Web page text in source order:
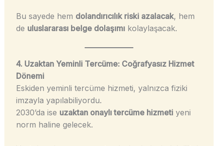
Bu sayede hem dolandırıcılık riski azalacak, hem
de uluslararası belge dolaşımıkolaylaşacak.
4. Uzaktan Yeminli Tercüme: Coğrafyasız Hizmet
Dönemi
Eskiden yeminli tercüme hizmeti, yalnızca fiziki
imzayla yapılabiliyordu.
2030’da ise uzaktan onaylı tercüme hizmetiyeni
norm haline gelecek.